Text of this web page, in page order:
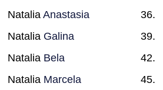
Natalia Anastasia
Natalia Galina
Natalia Bela
Natalia Marcela